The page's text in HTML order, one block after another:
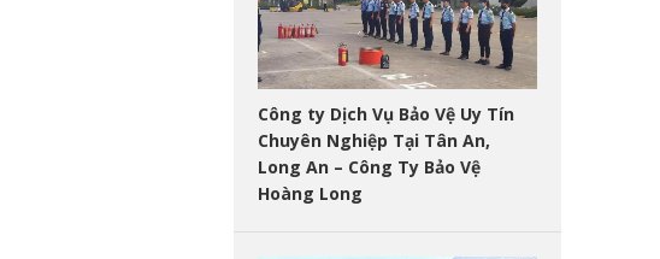
Công ty Dịch Vụ Bảo Vệ Uy Tín
Chuyên Nghiệp Tại Tân An,
Long An – Công Ty Bảo Vệ
Hoàng Long